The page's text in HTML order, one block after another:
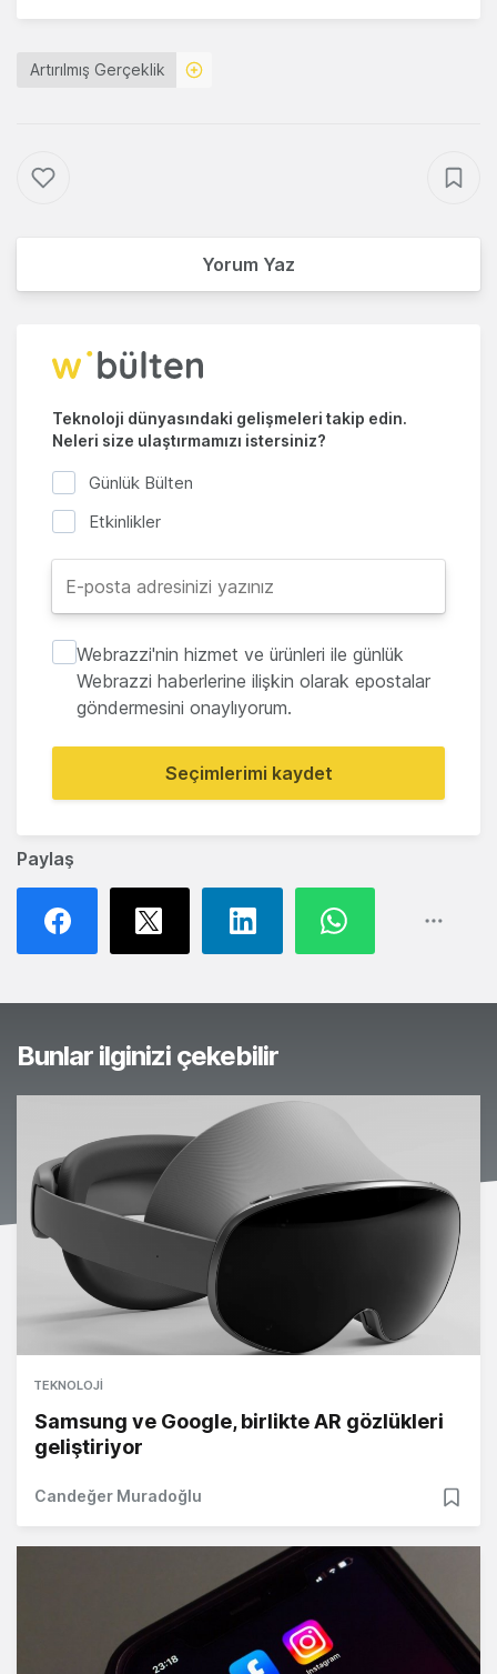
Paylaş
Artırılmış Gerçeklik
Yorum Yaz
Teknoloji dünyasındaki gelişmeleri takip edin.
Neleri size ulaştırmamızı istersiniz?
Günlük Bülten
Etkinlikler
Webrazzi'nin hizmet ve ürünleri ile günlük
Webrazzi haberlerine ilişkin olarak epostalar
göndermesini onaylıyorum.
Seçimlerimi kaydet
Bunlar ilginizi çekebilir
TEKNOLOJI
Samsung ve Google, birlikte AR gözlükleri
geliştiriyor
Candeğer Muradoğlu